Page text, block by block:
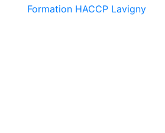
Formation HACCP Lavigny